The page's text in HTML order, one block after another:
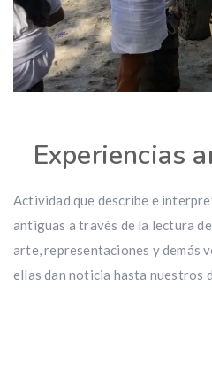
Experiencias
Actividad que describe e
antiguas a través de la lectura
arte, representaciones y demás
ellas dan noticia hasta nuestros